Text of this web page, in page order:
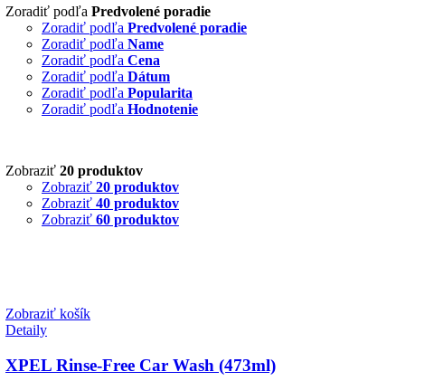
Zoradiť podľa Predvolené poradie
Zoradiť podľa Predvolené poradie
Zoradiť podľa Name
Zoradiť podľa Cena
Zoradiť podľa Dátum
Zoradiť podľa Popularita
Zoradiť podľa Hodnotenie
Zobraziť 20 produktov
Zobraziť 20 produktov
Zobraziť 40 produktov
Zobraziť 60 produktov
Zobraziť košík
Detaily
XPEL Rinse-Free Car Wash (473ml)